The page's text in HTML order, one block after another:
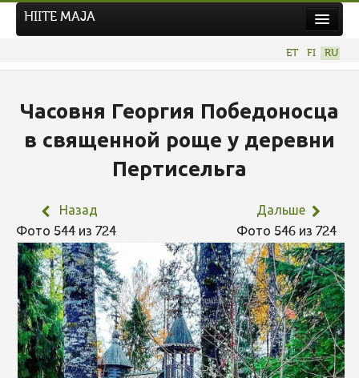
НОВЫЙ ФОТОКОНКУРС
Hiite kuvavõistlus 2026
ПРЕДЫДУЩИЕ КОНКУРСЫ
HIITE MAJA
ET FI RU
Часовня Георгия Победоносца
в священной роще у деревни
Пертисельга
Назад
Фото 544 из 724
Дальше
Фото 546 из 724